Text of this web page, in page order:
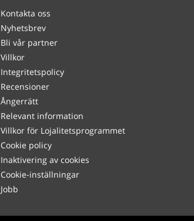
Kontakta oss
Nyhetsbrev
Bli vår partner
Villkor
Integritetspolicy
Recensioner
Ångerrätt
Relevant information
Villkor för Lojalitetsprogrammet
Cookie policy
Inaktivering av cookies
Cookie-inställningar
Jobb